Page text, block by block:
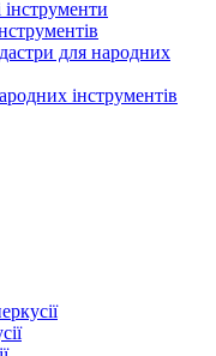
для народних
інструментів